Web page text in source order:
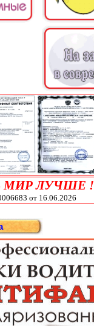
МИР ЛУЧШЕ !
от 16.06.2026